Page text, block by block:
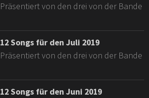
Präsentiert von den drei von der Bande
12 Songs für den Juli 2019
Präsentiert von den drei von der Bande
12 Songs für den Juni 2019